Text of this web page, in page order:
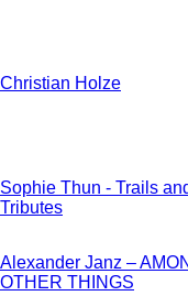
Christian Holze
Sophie Thun - Trails
Tributes
Alexander Janz –
OTHER THINGS